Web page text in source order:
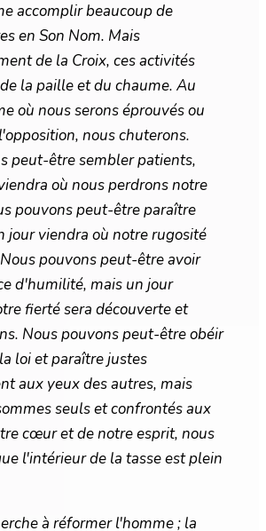
accomplir beaucoup de
en Son Nom. Mais
de la Croix, ces activités
la paille et du chaume. Au
où nous serons éprouvés ou
nous chuterons.
peut-être sembler patients,
où nous perdrons notre
pouvons peut-être paraître
jour viendra où notre rugosité
pouvons peut-être avoir
d'humilité, mais un jour
fierté sera découverte et
Nous pouvons peut-être obéir
loi et paraître justes
aux yeux des autres, mais
seuls et confrontés aux
cœur et de notre esprit, nous
l'intérieur de la tasse est plein
à réformer l'homme ; la